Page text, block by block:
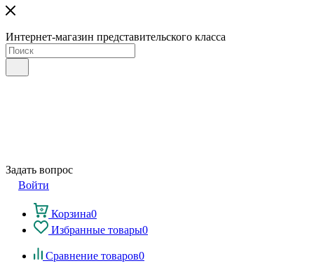
Интернет-магазин представительского класса
Задать вопрос
Войти
Корзина0
Избранные товары0
Сравнение товаров0